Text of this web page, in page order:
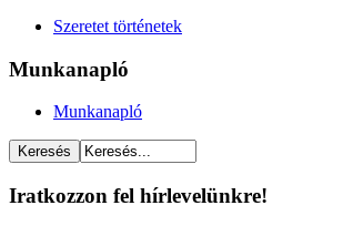
Szeretet történetek
Munkanapló
Munkanapló
Iratkozzon fel hírlevelünkre!